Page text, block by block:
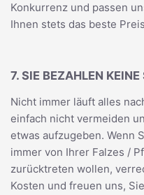
Konkurrenz und passen
Ihnen stets das beste
7. SIE BEZAHLEN
Nicht immer läuft alles
einfach nicht vermeiden
etwas aufzugeben. Wenn
immer von Ihrer Falzes /
zurücktreten wollen,
Kosten und freuen uns,